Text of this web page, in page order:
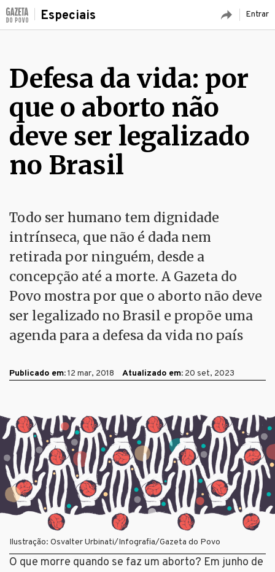
Entrar
Especiais
Defesa da vida: por
que o aborto não
deve ser legalizado
no Brasil
Todo ser humano tem dignidade
intrínseca, que não é dada nem
retirada por ninguém, desde a
concepção até a morte. A Gazeta do
Povo mostra por que o aborto não deve
ser legalizado no Brasil e propõe uma
agenda para a defesa da vida no país
Publicado em:12 mar, 2018 Atualizado em: 20 set, 2023
Ilustração: Osvalter Urbinati/Infografia/Gazeta do Povo
O que morre quando se faz um aborto? Em junho de